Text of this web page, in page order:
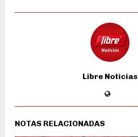
Libre Noticias
NOTAS RELACIONADAS